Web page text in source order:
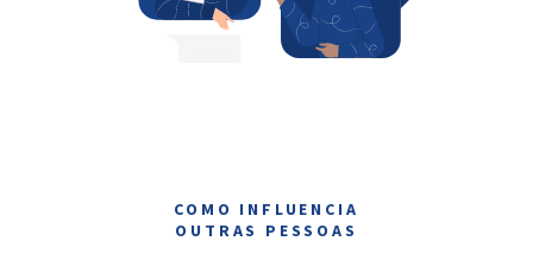
COMO INFLUENCIA
OUTRAS PESSOAS